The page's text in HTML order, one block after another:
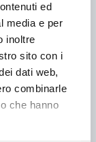
ed
media e per
inoltre
sito con i
dati web,
combinarle
che hanno
bagno è
offre
e un